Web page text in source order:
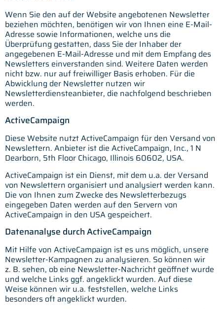
Wenn Sie den auf der Website angebotenen Newsletter
beziehen möchten, benötigen wir von Ihnen eine E-Mail-
Adresse sowie Informationen, welche uns die
Überprüfung gestatten, dass Sie der Inhaber der
angegebenen E-Mail-Adresse und mit dem Empfang des
Newsletters einverstanden sind. Weitere Daten werden
nicht bzw. nur auf freiwilliger Basis erhoben. Für die
Abwicklung der Newsletter nutzen wir
Newsletterdiensteanbieter, die nachfolgend beschrieben
werden.
ActiveCampaign
Diese Website nutzt ActiveCampaign für den Versand von
Newslettern. Anbieter ist die ActiveCampaign, Inc., 1 N
Dearborn, 5th Floor Chicago, Illinois 60602, USA.
ActiveCampaign ist ein Dienst, mit dem u.a. der Versand
von Newslettern organisiert und analysiert werden kann.
Die von Ihnen zum Zwecke des Newsletterbezugs
eingegeben Daten werden auf den Servern von
ActiveCampaign in den USA gespeichert.
Datenanalyse durch ActiveCampaign
Mit Hilfe von ActiveCampaign ist es uns möglich, unsere
Newsletter-Kampagnen zu analysieren. So können wir
z. B. sehen, ob eine Newsletter-Nachricht geöffnet wurde
und welche Links ggf. angeklickt wurden. Auf diese
Weise können wir u.a. feststellen, welche Links
besonders oft angeklickt wurden.